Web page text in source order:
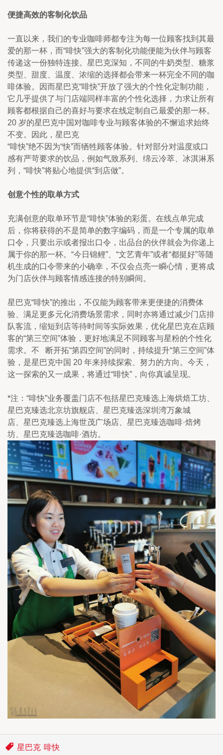
便捷高效的客制化饮品
一直以来，我们的专业咖啡师都专注为每一位顾客找到其最
爱的那一杯，而“啡快”强大的客制化功能便能为伙伴与顾客
传递这一份独特连接。星巴克深知，不同的牛奶类型、糖浆
类型、甜度、温度、浓缩的选择都会带来一杯完全不同的咖
啡体验。因而星巴克“啡快”开放了强大的个性化定制功能，
它几乎提供了与门店端同样丰富的个性化选择，力求让所有
顾客都根据自己的喜好与要求在线定制自己最爱的那一杯。
20 岁的星巴克中国对咖啡专业与顾客体验的不懈追求始终
不变。因此，星巴克
“啡快”绝不因为“快”而牺牲顾客体验。针对部分对温度或口
感有严苛要求的饮品，例如气致系列、绵云冷萃、冰淇淋系
列，“啡快”将贴心地提供“到店做”。
创意个性的取单方式
充满创意的取单环节是“啡快”体验的彩蛋。在线点单完成
后，你将获得的不是简单的数字编码，而是一个专属的取单
口令，只要出示或者报出口令，出品台的伙伴就会为你递上
属于你的那一杯。“今日锦鲤”、“文艺青年”或者“都挺好”等随
机生成的口令带来的小确幸，不仅会点亮一瞬心情，更将成
为门店伙伴与顾客情感连接的特别瞬间。
星巴克“啡快”的推出，不仅能为顾客带来更便捷的消费体
验、满足更多元化消费场景需求，同时亦将通过减少门店排
队客流，缩短到店等待时间等实际效果，优化星巴克在店顾
客的“第三空间”体验，更好地满足不同顾客与星粉的个性化
需求。不   断开拓“第四空间”的同时，持续提升“第三空间”体
验，是星巴克中国 20 年来持续探索、努力的方向。今天，
这一探索的又一成果，将通过“啡快”，向你真诚呈现。
*注：“啡快”业务覆盖门店不包括星巴克臻选上海烘焙工坊、
星巴克臻选北京坊旗舰店、星巴克臻选深圳湾万象城
店、星巴克臻选上海世茂广场店、星巴克臻选咖啡·焙烤
坊、星巴克臻选咖啡·酒坊。
星巴克 啡快